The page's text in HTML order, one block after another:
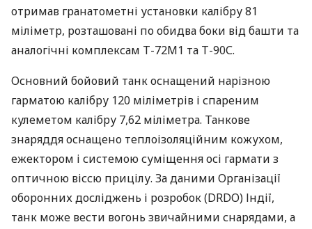
отримав гранатометні установки калібру 81
міліметр, розташовані по обидва боки від башти та
аналогічні комплексам Т-72М1 та Т-90С.
Основний бойовий танк оснащений нарізною
гарматою калібру 120 міліметрів і спареним
кулеметом калібру 7,62 міліметра. Танкове
знаряддя оснащено теплоізоляційним кожухом,
ежектором і системою суміщення осі гармати з
оптичною віссю прицілу. За даними Організації
оборонних досліджень і розробок (DRDO) Індії,
танк може вести вогонь звичайними снарядами, а